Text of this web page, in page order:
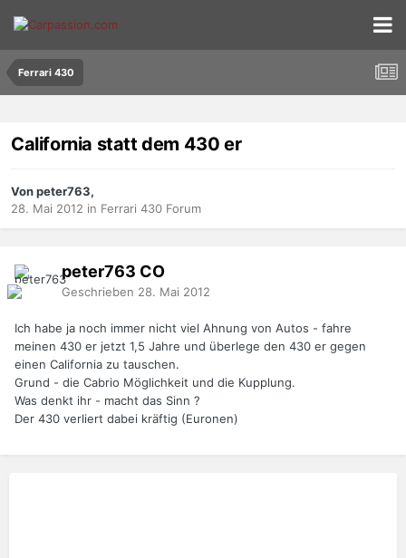
Ferrari 430
California statt dem 430 er
Von peter763,
28. Mai 2012 in Ferrari 430 Forum
peter763 CO
Geschrieben 28. Mai 2012
Ich habe ja noch immer nicht viel Ahnung von Autos - fahre
meinen 430 er jetzt 1,5 Jahre und überlege den 430 er gegen
einen California zu tauschen.
Grund - die Cabrio Möglichkeit und die Kupplung.
Was denkt ihr - macht das Sinn ?
Der 430 verliert dabei kräftig (Euronen)